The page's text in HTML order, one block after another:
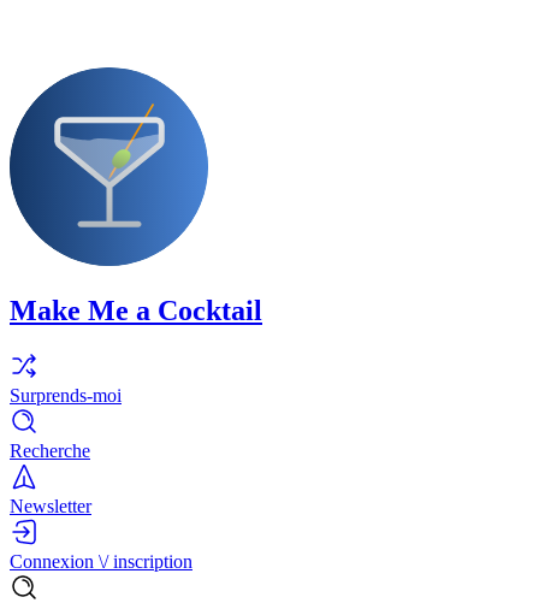
Make Me a Cocktail
Surprends-moi
Recherche
Newsletter
Connexion \/ inscription